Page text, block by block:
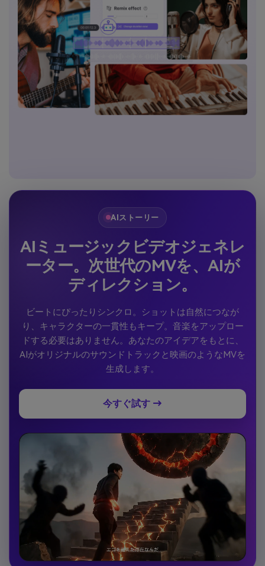
AIストーリー
AIミュージックビデオジェネレ
ーター。次世代のMVを、AIが
ディレクション。
ビートにぴったりシンクロ。ショットは自然につなが
り、キャラクターの一貫性もキープ。音楽をアップロー
ドする必要はありません。あなたのアイデアをもとに、
AIがオリジナルのサウンドトラックと映画のようなMVを
生成します。
今すぐ試す →